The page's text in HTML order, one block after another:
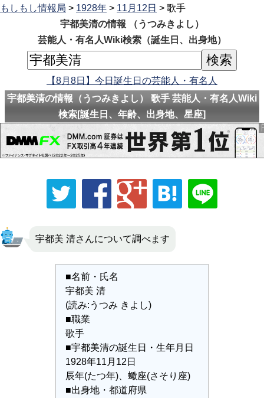
もしもし情報局 > 1928年 > 11月12日 > 歌手
宇都美清の情報 （うつみきよし）
芸能人・有名人Wiki検索（誕生日、出身地）
【8月8日】今日誕生日の芸能人・有名人
宇都美清の情報（うつみきよし） 歌手 芸能人・有名人Wiki
検索[誕生日、年齢、出身地、星座]
宇都美 清さんについて調べます
■名前・氏名
宇都美 清
(読み:うつみ きよし)
■職業
歌手
■宇都美清の誕生日・生年月日
1928年11月12日
辰年(たつ年)、蠍座(さそり座)
■出身地・都道府県